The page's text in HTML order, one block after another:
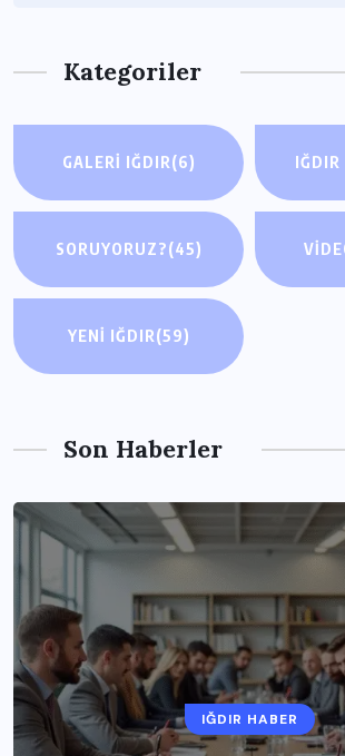
Kategoriler
GALERI IĞDIR(6) IĞDIR
SORUYORUZ?(45)
YENI IĞDIR(59)
Son Haberler
IĞDIR HABER